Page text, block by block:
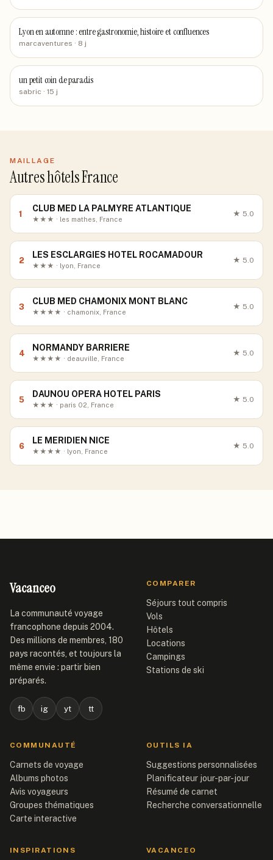
Lyon en automne : entre gastronomie, histoire et confluences
marcaventures · 8 j
un petit coin de paradis
sabric · 15 j
MAILLAGE
Autres hôtels France
1
CLUB MED LA PALMYRE ATLANTIQUE
★★★ · les mathes, France
★ 5.0
2
LES ESCLARGIES HOTEL ROCAMADOUR
★★★ · lyon, France
★ 5.0
3
CLUB MED CHAMONIX MONT BLANC
★★★★ · chamonix, France
★ 5.0
4
NORMANDY BARRIERE
★★★★ · deauville, France
★ 5.0
5
DAUNOU OPERA HOTEL PARIS
★★★ · paris 02, France
★ 5.0
6
LE MERIDIEN NICE
★★★★ · lyon, France
★ 5.0
Vacanceo
La communauté voyage
francophone depuis 2004.
Des millions de membres, 180
pays racontés, et toujours la
même envie : partir bien
préparés.
fb ig yt tt
COMPARER
Séjours tout compris
Vols
Hôtels
Locations
Campings
Stations de ski
COMMUNAUTÉ
Carnets de voyage
Albums photos
Avis voyageurs
Groupes thématiques
Carte interactive
OUTILS IA
Suggestions personnalisées
Planificateur jour-par-jour
Résumé de carnet
Recherche conversationnelle
INSPIRATIONS VACANCEO